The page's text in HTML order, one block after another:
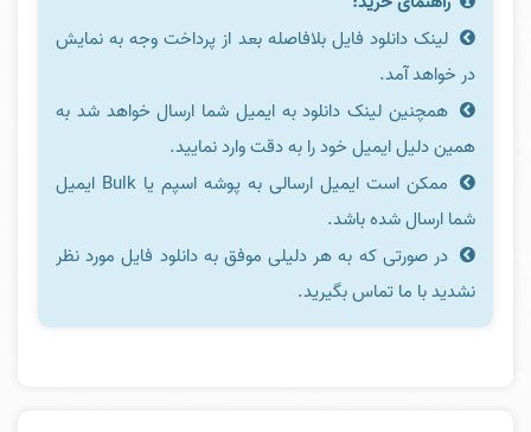
لینک دانلود فایل بلافاصله بعد از پرداخت وجه به نمایش
در خواهد آمد.
همچنین لینک دانلود به ایمیل شما ارسال خواهد شد به
همین دلیل ایمیل خود را به دقت وارد نمایید.
ممکن است ایمیل ارسالی به پوشه اسپم یا Bulk ایمیل
شما ارسال شده باشد.
در صورتی که به هر دلیلی موفق به دانلود فایل مورد نظر
نشدید با ما تماس بگیرید.